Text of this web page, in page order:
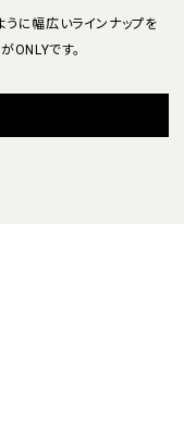
に幅広いラインナップを
ONLYです。